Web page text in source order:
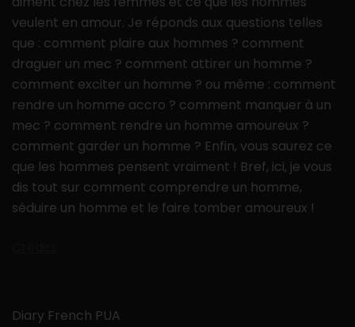
veulent en amour. Je réponds aux questions telles
que : comment plaire aux hommes ? comment
draguer un mec ? comment attirer un homme ?
comment exciter un homme ? ou même : comment
rendre un homme accro ? comment manquer à un
mec ? comment rendre un homme amoureux ?
comment garder un homme ? Enfin, vous saurez ce
que les hommes pensent vraiment ! Bref, ici, je vous
dis tout sur comment comprendre un homme,
séduire un homme et le faire tomber amoureux !
Diary French PUA